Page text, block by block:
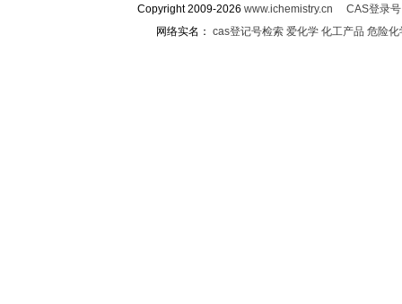
Copyright 2009-2026www.ichemistry.cn
CAS登录
网络实名： cas登记号检索 爱化学 化工产品 危险化